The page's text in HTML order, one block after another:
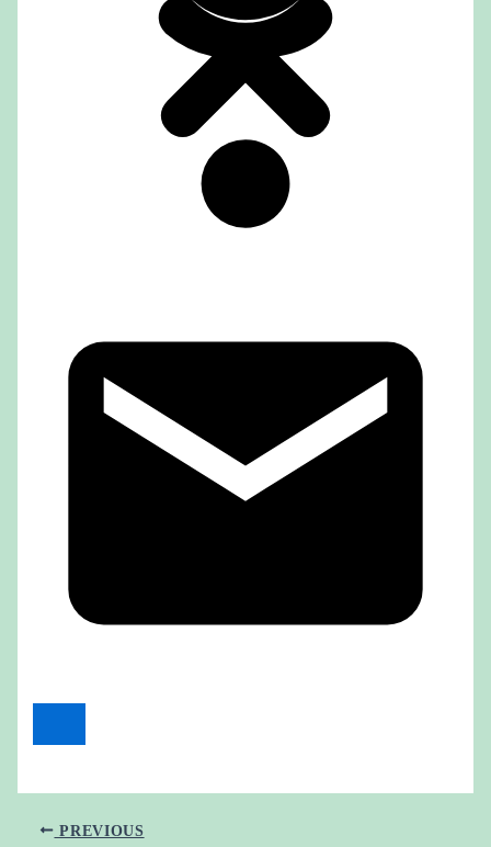
PREVIOUS